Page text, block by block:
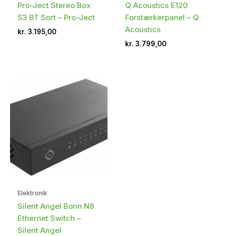
Pro-Ject Stereo Box
S3 BT Sort – Pro-Ject
kr. 3.195,00
Q Acoustics E120
Forstærkerpanel – Q
Acoustics
kr. 3.799,00
Elektronik
Silent Angel Bonn N8
Ethernet Switch –
Silent Angel